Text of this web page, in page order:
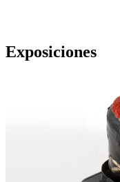
Exposiciones